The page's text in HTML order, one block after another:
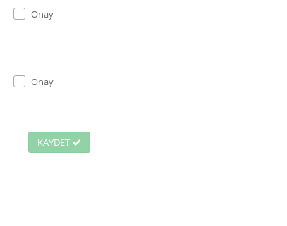
Onay
Onay
KAYDET